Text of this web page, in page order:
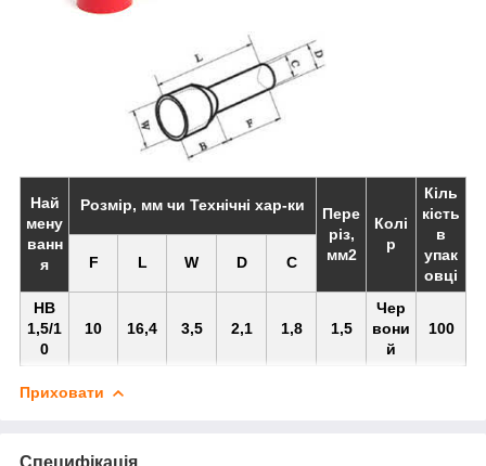
Най
мену
ванн
я
Розмір, мм чи Технічні хар-ки
Пере
різ,
мм2
Колі
р
Кіль
кість
в
упак
овці
F L W D C
НВ
1,5/1
0
10 16,4 3,5 2,1 1,8 1,5
Чер
вони
й
100
Приховати
Специфікація